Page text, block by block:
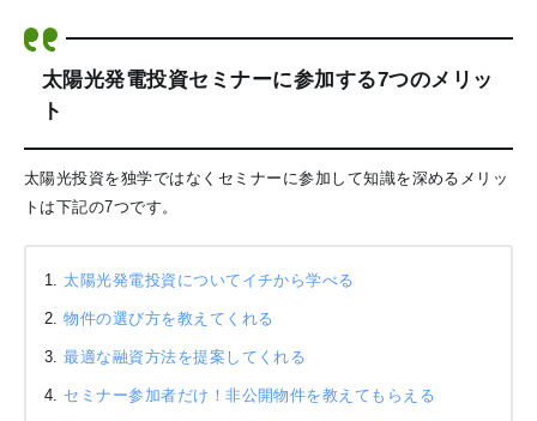
太陽光発電投資セミナーに参加する7つのメリッ
ト
太陽光投資を独学ではなくセミナーに参加して知識を深めるメリッ
トは下記の7つです。
太陽光発電投資についてイチから学べる
物件の選び方を教えてくれる
最適な融資方法を提案してくれる
セミナー参加者だけ！非公開物件を教えてもらえる